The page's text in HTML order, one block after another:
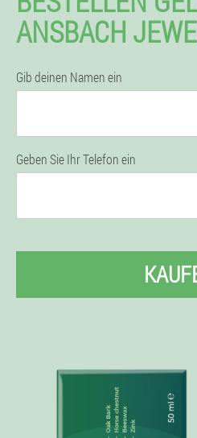
ANSBACH
Gib deinen Namen ein
Geben Sie Ihr Telefon ein